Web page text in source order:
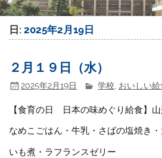
日:2025年2月19日
２月１９日（水）
2025年2月19日 学校 おいしい給
【食育の日 日本の味めぐり給食】
なめこごはん・牛乳・さばの塩焼き
いも煮・ラフランスゼリー